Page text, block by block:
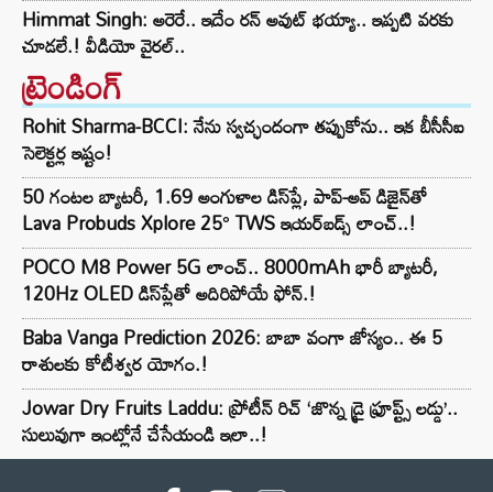
Himmat Singh: అరెరే.. ఇదేం రన్ అవుట్ భయ్యా.. ఇప్పటి వరకు
చూడలే.! వీడియో వైరల్..
ట్రెండింగ్‌
Rohit Sharma-BCCI: నేను స్వచ్ఛందంగా తప్పుకోను.. ఇక బీసీసీఐ
సెలెక్టర్ల ఇష్టం!
50 గంటల బ్యాటరీ, 1.69 అంగుళాల డిస్‌ప్లే, పాప్-అప్ డిజైన్‌తో
Lava Probuds Xplore 25° TWS ఇయర్‌బడ్స్ లాంచ్..!
POCO M8 Power 5G లాంచ్.. 8000mAh భారీ బ్యాటరీ,
120Hz OLED డిస్‌ప్లేతో అదిరిపోయే ఫోన్.!
Baba Vanga Prediction 2026: బాబా వంగా జోస్యం.. ఈ 5
రాశులకు కోటీశ్వర యోగం.!
Jowar Dry Fruits Laddu: ప్రోటీన్ రిచ్ ‘జొన్న డ్రై ఫ్రూప్ట్స్ లడ్డు’..
సులువుగా ఇంట్లోనే చేసేయండి ఇలా..!